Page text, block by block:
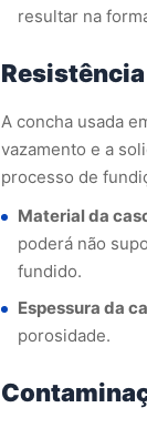
resultar na
A concha usada
vazamento e a
processo de
Material da
poderá não
fundido.
Espessura da
porosidade.